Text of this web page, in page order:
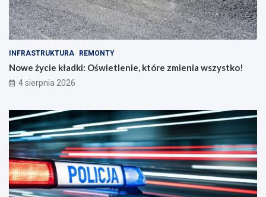
INFRASTRUKTURA REMONTY
Nowe życie kładki: Oświetlenie, które zmienia wszystko!
4 sierpnia 2026